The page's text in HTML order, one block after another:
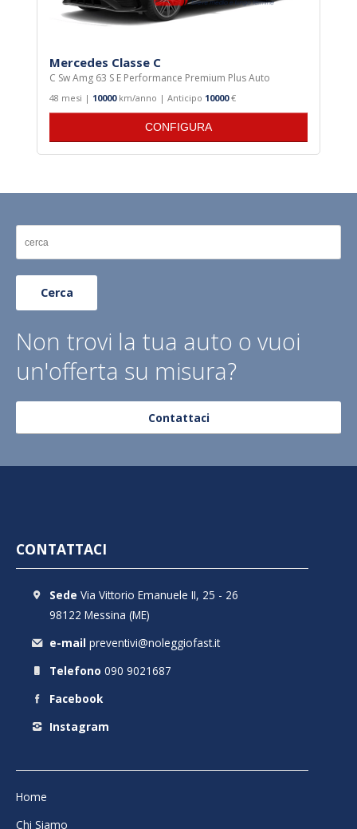
Mercedes Classe C
C Sw Amg 63 S E Performance Premium Plus Auto
48 mesi | 10000km/anno | Anticipo 10000€
CONFIGURA
Cerca
Non trovi la tua auto o vuoi
un'offerta su misura?
Contattaci
CONTATTACI
Sede Via Vittorio Emanuele II, 25 - 26
98122 Messina (ME)
e-mail preventivi@noleggiofast.it
Telefono 090 9021687
Facebook
Instagram
Home
Chi Siamo